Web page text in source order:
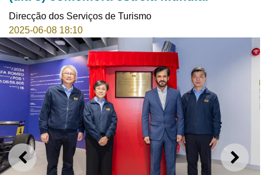
Direcção dos Serviços de Turismo
2025-06-08 18:10
ANTERIOR